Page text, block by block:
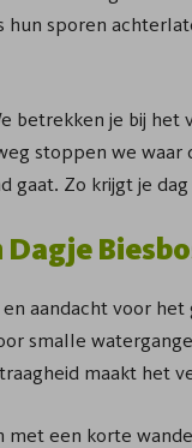
hun sporen
betrekken je bij het
stoppen we waar
gaat. Zo krijgt je
aandacht voor
smalle
maakt het
een korte